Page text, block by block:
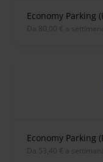
Economy Parking
Da 80,00 € a settimana
Economy Parking
Da 53,40 € a settimana